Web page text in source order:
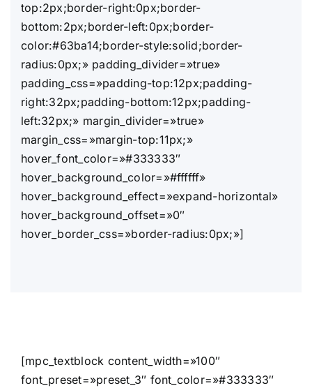
top:2px;border-right:0px;border-
bottom:2px;border-left:0px;border-
color:#63ba14;border-style:solid;border-
radius:0px;» padding_divider=»true»
padding_css=»padding-top:12px;padding-
right:32px;padding-bottom:12px;padding-
left:32px;» margin_divider=»true»
margin_css=»margin-top:11px;»
hover_font_color=»#333333″
hover_background_color=»#ffffff»
hover_background_effect=»expand-horizontal»
hover_background_offset=»0″
hover_border_css=»border-radius:0px;»]
[mpc_textblock content_width=»100″
font_preset=»preset_3″ font_color=»#333333″